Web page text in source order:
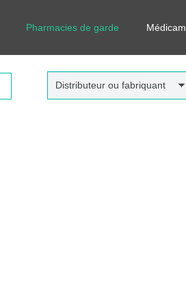
Pharmacies de garde
et estimer ainsi le coût total de votre
Distributeur ou fabriquant